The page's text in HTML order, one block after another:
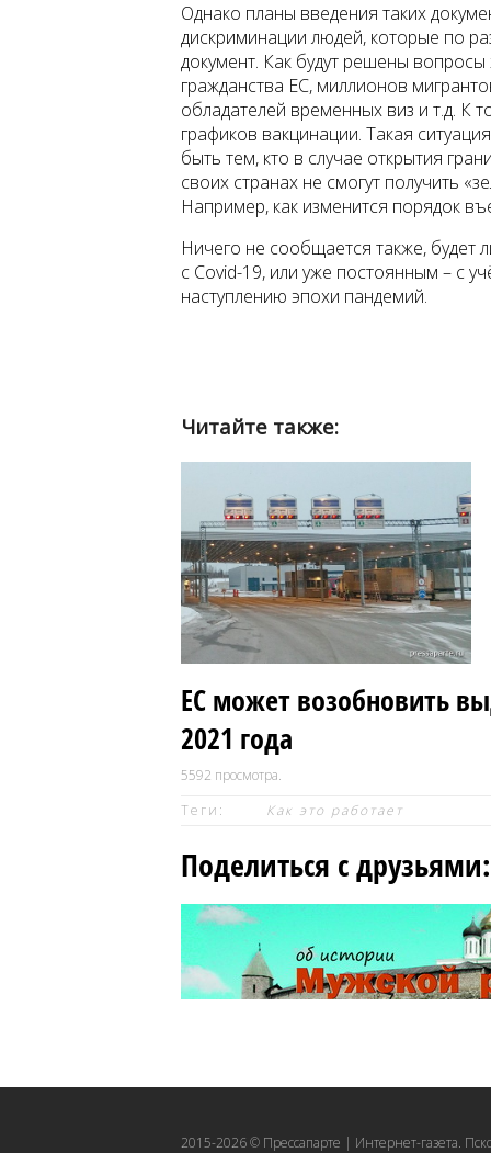
Однако планы введения таких
дискриминации людей, которые по
документ. Как будут решены
гражданства ЕС, миллионов
обладателей временных виз и т.д. К
графиков вакцинации. Такая
быть тем, кто в случае открытия
своих странах не смогут получить
Например, как изменится порядок
Ничего не сообщается также, будет
с Covid-19, или уже постоянным – с
наступлению эпохи пандемий.
Читайте также:
ЕС может возобновить
2021 года
5592 просмотра.
Теги:
Как это работает
Поделиться с друзьями:
2015-2026 © Прессапарте | Интернет-газета.